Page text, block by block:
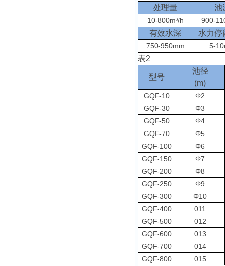
处理量
池
10-800m³/h 900-
有效水深 水力停
750-950mm 5-
表2
型号
池径
(m)
GQF-10
Φ2
GQF-30
Φ3
GQF-50
Φ4
GQF-70
Φ5
GQF-100
Φ6
GQF-150
Φ7
GQF-200
Φ8
GQF-250
Φ9
GQF-300
Φ10
GQF-400
011
GQF-500
012
GQF-600
013
GQF-700
014
GQF-800
015